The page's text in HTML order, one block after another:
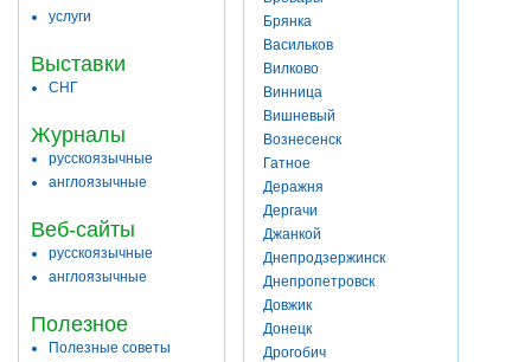
услуги
Выставки
СНГ
Журналы
русскоязычные
англоязычные
Веб-сайты
русскоязычные
англоязычные
Полезное
Полезные советы
Брянка
Васильков
Вилково
Винница
Вишневый
Вознесенск
Гатное
Деражня
Дергачи
Джанкой
Днепродзержинск
Днепропетровск
Довжик
Донецк
Дрогобич